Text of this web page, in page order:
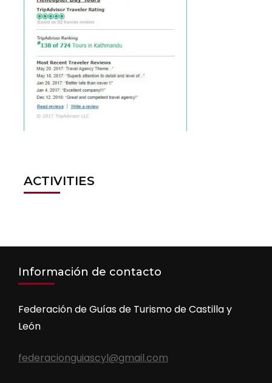
ACTIVITIES
Información de contacto
Federación de Guías de Turismo de Castilla y
León
federacionguiascyl@gmail.com